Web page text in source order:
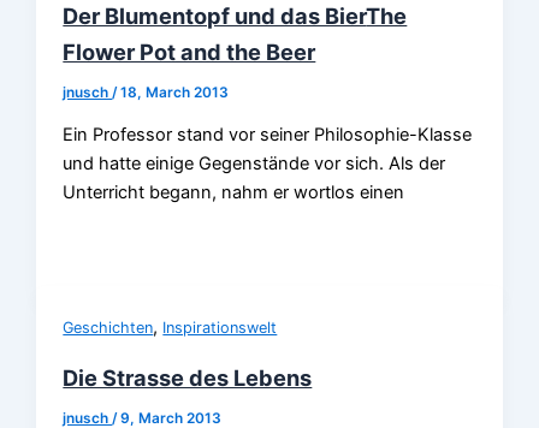
Der Blumentopf und das BierThe
Flower Pot and the Beer
jnusch /18, March 2013
Ein Professor stand vor seiner Philosophie-Klasse
und hatte einige Gegenstände vor sich. Als der
Unterricht begann, nahm er wortlos einen
Geschichten, Inspirationswelt
Die Strasse des Lebens
jnusch /9, March 2013